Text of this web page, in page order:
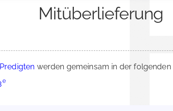
Mitüberlieferung
werden gemeinsam in der
e